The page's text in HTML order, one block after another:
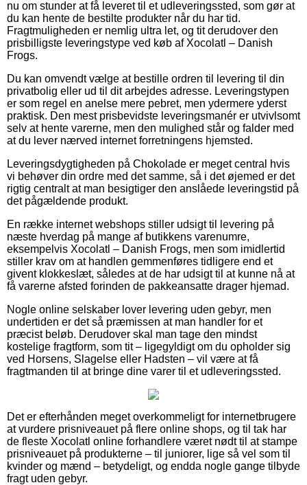
nu om stunder at få leveret til et udleveringssted, som gør at
du kan hente de bestilte produkter når du har tid.
Fragtmuligheden er nemlig ultra let, og tit derudover den
prisbilligste leveringstype ved køb af Xocolatl – Danish
Frogs.
Du kan omvendt vælge at bestille ordren til levering til din
privatbolig eller ud til dit arbejdes adresse. Leveringstypen
er som regel en anelse mere pebret, men ydermere yderst
praktisk. Den mest prisbevidste leveringsmanér er utvivlsomt
selv at hente varerne, men den mulighed står og falder med
at du lever nærved internet forretningens hjemsted.
Leveringsdygtigheden på Chokolade er meget central hvis
vi behøver din ordre med det samme, så i det øjemed er det
rigtig centralt at man besigtiger den anslåede leveringstid på
det pågældende produkt.
En række internet webshops stiller udsigt til levering på
næste hverdag på mange af butikkens varenumre,
eksempelvis Xocolatl – Danish Frogs, men som imidlertid
stiller krav om at handlen gemmenføres tidligere end et
givent klokkeslæt, således at de har udsigt til at kunne nå at
få varerne afsted forinden de pakkeansatte drager hjemad.
Nogle online selskaber lover levering uden gebyr, men
undertiden er det så præmissen at man handler for et
præcist beløb. Derudover skal man tage den mindst
kostelige fragtform, som tit – ligegyldigt om du opholder sig
ved Horsens, Slagelse eller Hadsten – vil være at få
fragtmanden til at bringe dine varer til et udleveringssted.
Det er efterhånden meget overkommeligt for internetbrugere
at vurdere prisniveauet på flere online shops, og til tak har
de fleste Xocolatl online forhandlere været nødt til at stampe
prisniveauet på produkterne – til juniorer, lige så vel som til
kvinder og mænd – betydeligt, og endda nogle gange tilbyde
fragt uden gebyr.